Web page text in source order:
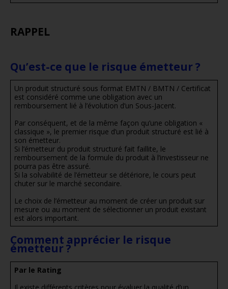
RAPPEL
Qu’est-ce que le risque émetteur ?
Un produit structuré sous format EMTN / BMTN / Certificat
est considéré comme une obligation avec un
remboursement lié à l’évolution d’un Sous-Jacent.
Par conséquent, et de la même façon qu’une obligation «
classique », le premier risque d’un produit structuré est lié à
son émetteur.
Si l’émetteur du produit structuré fait faillite, le
remboursement de la formule du produit à l’investisseur ne
pourra pas être assuré.
Si la solvabilité de l’émetteur se détériore, le cours peut
chuter sur le marché secondaire.
Le choix de l’émetteur au moment de créer un produit sur
mesure ou au moment de sélectionner un produit existant
est alors important.
Comment apprécier le risque
émetteur ?
Par le Rating